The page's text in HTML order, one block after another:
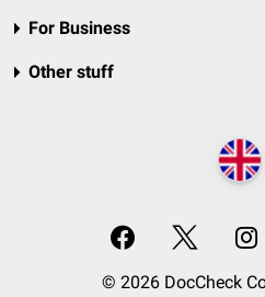
For Business
Other stuff
© 2026 DocCheck